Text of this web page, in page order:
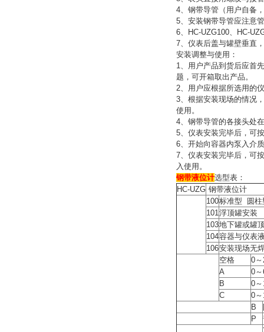
4、钢带导管（用户自备
5、安装钢带导管应注意
6、HC-UZG100、HC-
7、仪表后盖与罐壁垂直
安装调整与使用：
1、用户产品到货后应首
题，可开箱取出产品。
2、用户应根据所选用的
3、根据安装现场的情况
使用。
4、钢带导管的各接头处
5、仪表安装完毕后，可
6、开始向容器内泵入介
7、仪表安装完毕后，可
入使用。
钢带液位计选型表：
HC-UZG 钢带液位计
100标准型 圆柱
101浮顶罐安装
103地下罐或罐
104容器与仪表
106安装现场无
空格
0
A
0
B
0
C
0
B
P